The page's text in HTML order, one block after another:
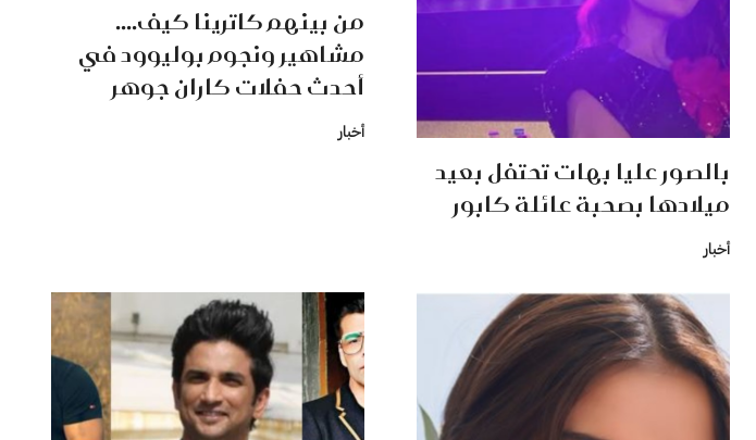
بالصور عليا بهات تحتفل بعيد
ميلادها بصحبة عائلة كابور
أخبار
من بينهم كاترينا كيف....
مشاهير ونجوم بوليوود في
أحدث حفلات كاران جوهر
أخبار